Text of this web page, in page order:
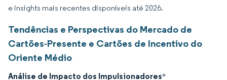
e insights mais recentes disponíveis até 2026.
Tendências e Perspectivas do Mercado de
Cartões-Presente e Cartões de Incentivo do
Oriente Médio
Análise de Impacto dos Impulsionadores*